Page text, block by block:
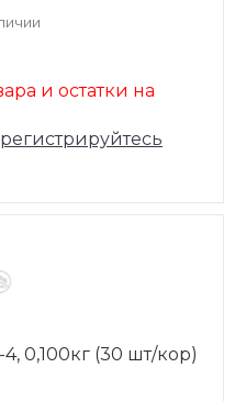
и остатки на
0,100кг (30 шт/кор)